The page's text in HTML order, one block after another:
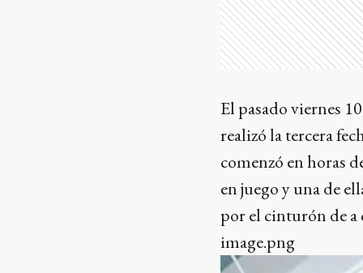
El pasado viernes
realizó la tercera
comenzó en horas
en juego y una de
por el cinturón de
image.png